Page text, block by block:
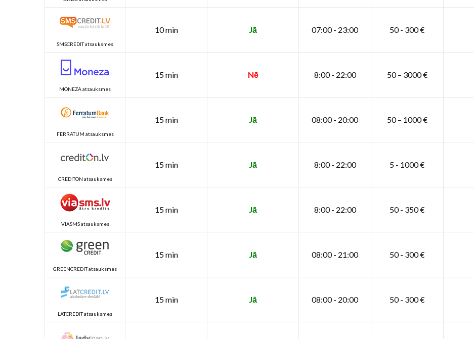
SMSCREDIT atsauksmes
10 min Jā 07:00 - 23:00 50 - 300 €
MONEZA atsauksmes
15 min Nē 8:00 - 22:00 50 – 3000 €
FERRATUM atsauksmes
15 min Jā 08:00 - 20:00 50 – 1000 €
CREDITON atsauksmes
15 min Jā 8:00 - 22:00 5 - 1000 €
VIASMS atsauksmes
15 min Jā 8:00 - 22:00 50 - 350 €
GREENCREDIT atsauksmes
15 min Jā 08:00 - 21:00 50 - 300 €
LATCREDIT atsauksmes
15 min Jā 08:00 - 20:00 50 - 300 €